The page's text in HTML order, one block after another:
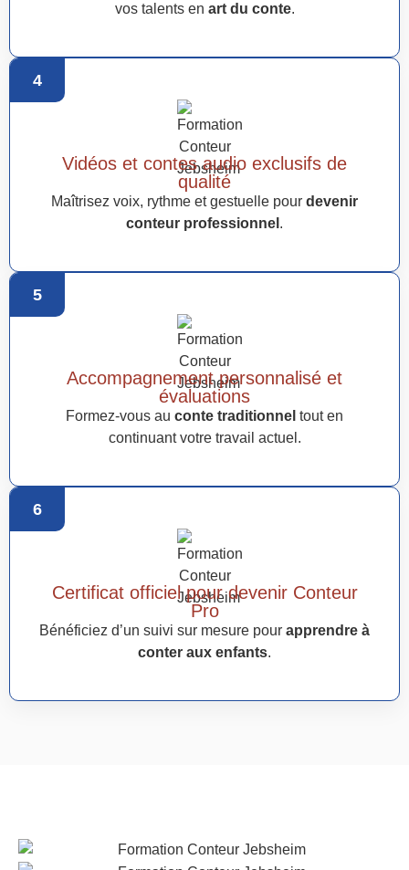
vos talents en art du conte.
4
Vidéos et contes audio exclusifs de
qualité
Maîtrisez voix, rythme et gestuelle pour devenir
conteur professionnel .
5
Accompagnement personnalisé et
évaluations
Formez-vous au conte traditionnel tout en
continuant votre travail actuel.
6
Certificat officiel pour devenir Conteur
Pro
Bénéficiez d’un suivi sur mesure pour apprendre à
conter aux enfants.